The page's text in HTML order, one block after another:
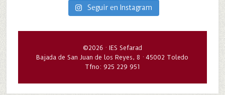
Seguir en Instagram
©2026 · IES Sefarad
Bajada de San Juan de los Reyes, 8 · 45002 Toledo
Tfno: 925 229 951